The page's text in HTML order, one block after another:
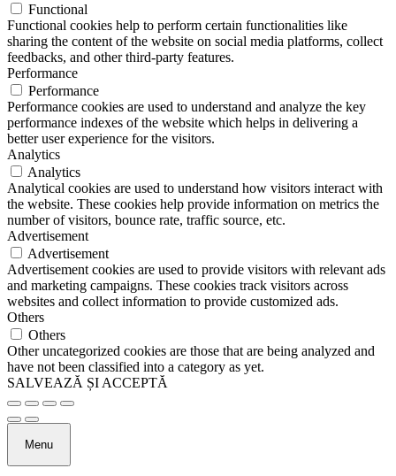
Functional
Functional cookies help to perform certain functionalities like
sharing the content of the website on social media platforms, collect
feedbacks, and other third-party features.
Performance
Performance
Performance cookies are used to understand and analyze the key
performance indexes of the website which helps in delivering a
better user experience for the visitors.
Analytics
Analytics
Analytical cookies are used to understand how visitors interact with
the website. These cookies help provide information on metrics the
number of visitors, bounce rate, traffic source, etc.
Advertisement
Advertisement
Advertisement cookies are used to provide visitors with relevant ads
and marketing campaigns. These cookies track visitors across
websites and collect information to provide customized ads.
Others
Others
Other uncategorized cookies are those that are being analyzed and
have not been classified into a category as yet.
SALVEAZĂ ȘI ACCEPTĂ
Menu